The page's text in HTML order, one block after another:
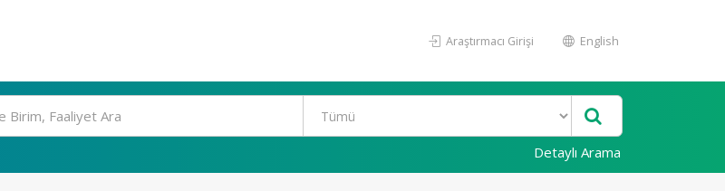
Araştırmacı Girişi English
Detaylı Arama